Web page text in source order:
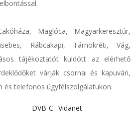
Maglóca, Magyarkeresztúr,
Rábcakapi, Tárnokréti, Vág,
tájékoztatót küldött az elérhető
várják csornai és kapuvári,
és telefonos ügyfélszolgálatukon.
DVB-C Vidanet